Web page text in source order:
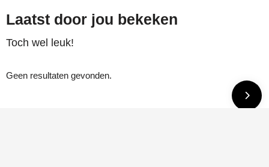
Laatst door jou bekeken
Toch wel leuk!
Geen resultaten gevonden.